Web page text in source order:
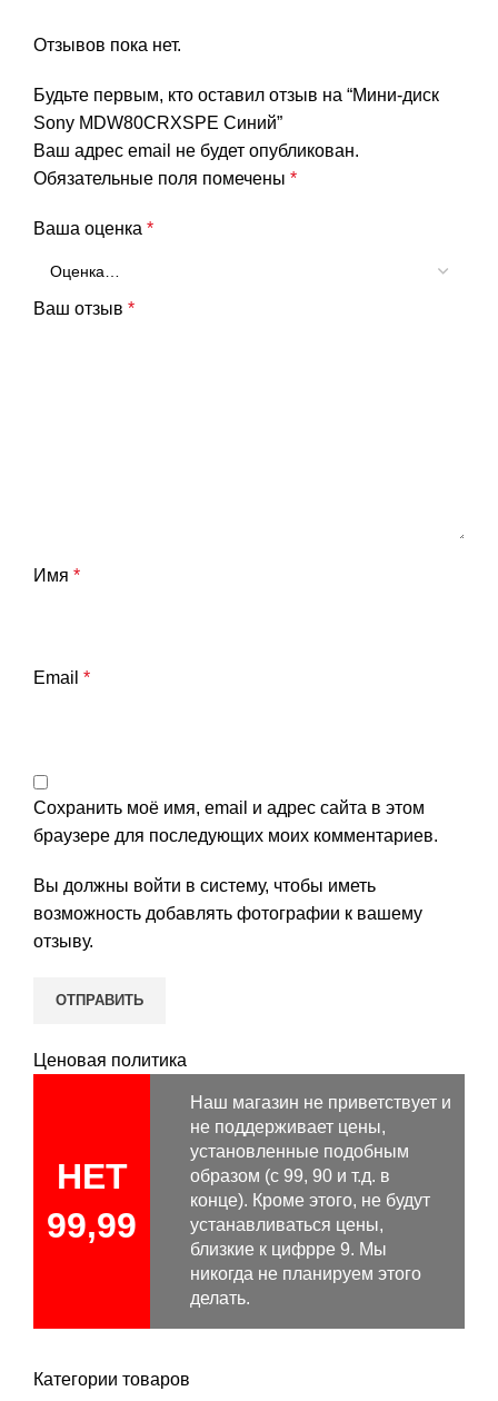
Отзывов пока нет.
Будьте первым, кто оставил отзыв на “Мини-диск
Sony MDW80CRXSPE Синий”
Ваш адрес email не будет опубликован.
Обязательные поля помечены *
Ваша оценка *
Ваш отзыв *
Имя *
Email *
Сохранить моё имя, email и адрес сайта в этом
браузере для последующих моих комментариев.
Вы должны войти в систему, чтобы иметь
возможность добавлять фотографии к вашему
отзыву.
Ценовая политика
НЕТ
99,99
Наш магазин не приветствует и
не поддерживает цены,
установленные подобным
образом (с 99, 90 и т.д. в
конце). Кроме этого, не будут
устанавливаться цены,
близкие к цифрре 9. Мы
никогда не планируем этого
делать.
Категории товаров